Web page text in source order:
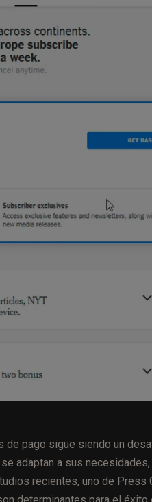
pago sigue siendo un
adaptan a sus necesidades,
recientes, uno de Press
determinantes para el éxito